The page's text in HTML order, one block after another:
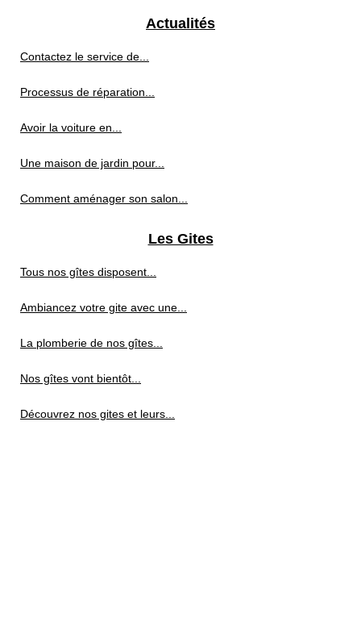
Actualités
Contactez le service de...
Processus de réparation...
Avoir la voiture en...
Une maison de jardin pour...
Comment aménager son salon...
Les Gites
Tous nos gîtes disposent...
Ambiancez votre gite avec une...
La plomberie de nos gîtes...
Nos gîtes vont bientôt...
Découvrez nos gites et leurs...